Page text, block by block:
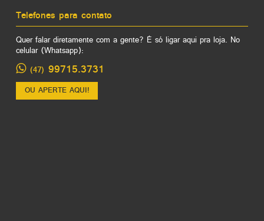
Telefones para contato
Quer falar diretamente com a gente? É só ligar aqui pra loja. No
celular (Whatsapp):
(47) 99715.3731
OU APERTE AQUI!